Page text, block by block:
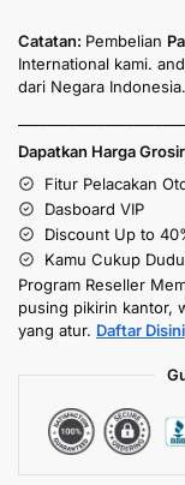
Catatan: Pembelian
International kami.
dari Negara Indonesia.
Dapatkan Harga
Fitur Pelacakan
Dasboard VIP
Discount Up to
Kamu Cukup
Program Reseller
pusing pikirin kantor,
yang atur. Daftar Disini